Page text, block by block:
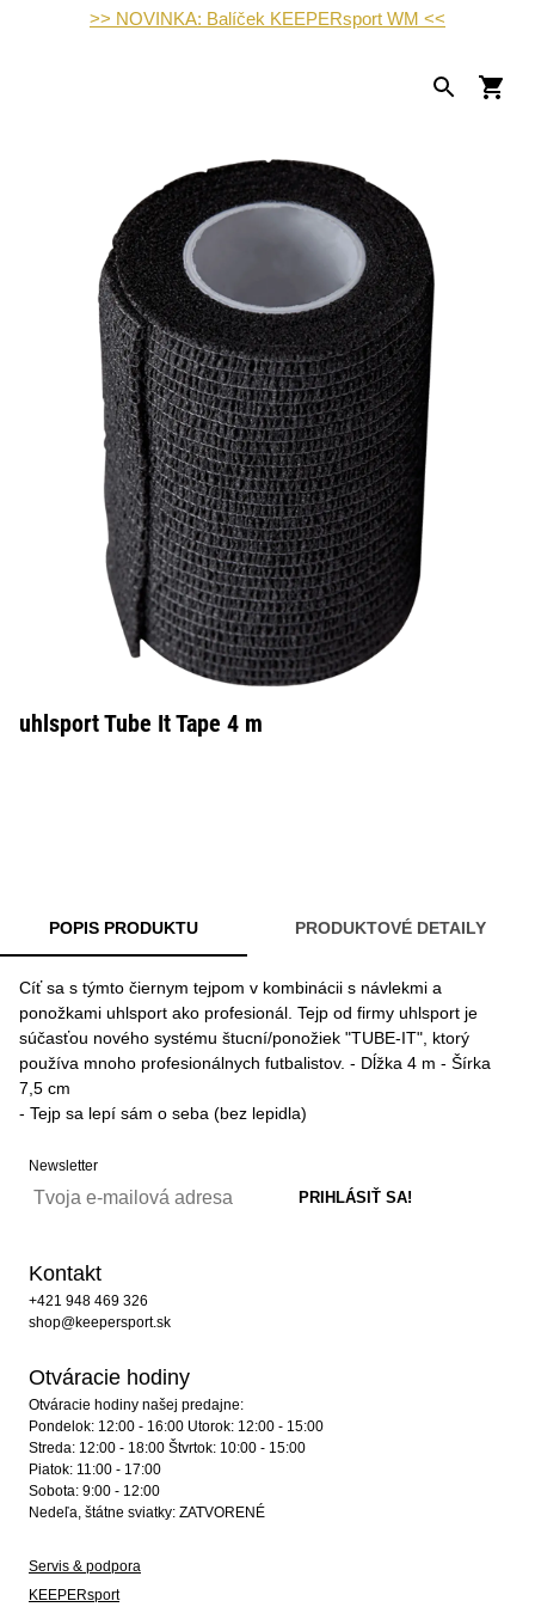
>> NOVINKA: Balíček KEEPERsport WM <<
uhlsport Tube It Tape 4 m
POPIS PRODUKTU PRODUKTOVÉ DETAILY
Cíť sa s týmto čiernym tejpom v kombinácii s návlekmi a
ponožkami uhlsport ako profesionál. Tejp od firmy uhlsport je
súčasťou nového systému štucní/ponožiek "TUBE-IT", ktorý
používa mnoho profesionálnych futbalistov. - Dĺžka 4 m - Šírka
7,5 cm
- Tejp sa lepí sám o seba (bez lepidla)
Newsletter
Kontakt
+421 948 469 326
shop@keepersport.sk
Otváracie hodiny
Otváracie hodiny našej predajne:
Pondelok: 12:00 - 16:00 Utorok: 12:00 - 15:00
Streda: 12:00 - 18:00 Štvrtok: 10:00 - 15:00
Piatok: 11:00 - 17:00
Sobota: 9:00 - 12:00
Nedeľa, štátne sviatky: ZATVORENÉ
Servis & podpora
KEEPERsport